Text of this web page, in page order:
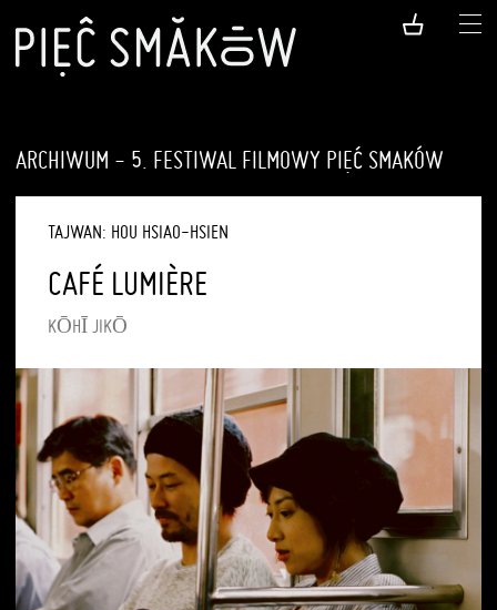
ARCHIWUM - 5. FESTIWAL FILMOWY PIĘĆ SMAKÓW
TAJWAN: HOU HSIAO-HSIEN
CAFÉ LUMIÈRE
KŌHĪ JIKŌ